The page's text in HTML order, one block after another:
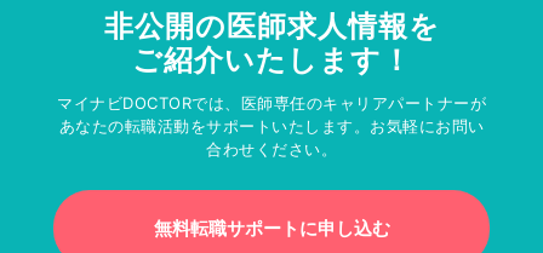
非公開の医師求人情報を
ご紹介いたします！
マイナビDOCTORでは、医師専任のキャリアパートナーが
あなたの転職活動をサポートいたします。お気軽にお問い
合わせください。
無料転職サポートに申し込む